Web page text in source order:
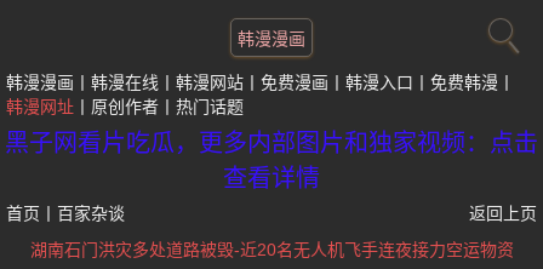
韩漫漫画
韩漫漫画 韩漫在线 韩漫网站 免费漫画 韩漫入口
免费韩漫
韩漫网址
原创作者 热门话题
黑子网看片吃瓜，更多内部图片和独家视频：点击
查看详情
首页 百家杂谈
返回上页
湖南石门洪灾多处道路被毁-近20名无人机飞手连夜接力空运物资